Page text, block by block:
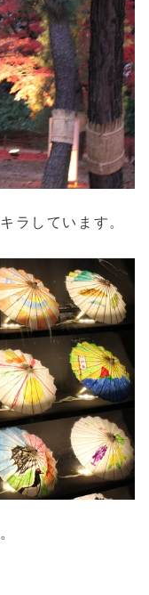
ラしています。